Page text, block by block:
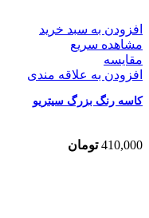
افزودن به سبد خرید
مشاهده سریع
مقایسه
افزودن به علاقه مندی
کاسه رنگ بزرگ سیتریو
410,000 تومان